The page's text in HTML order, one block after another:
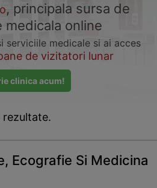
, principala sursa de
medicala online
serviciile medicale si ai acces
de vizitatori lunar
clinica acum!
rezultate.
Ecografie Si Medicina